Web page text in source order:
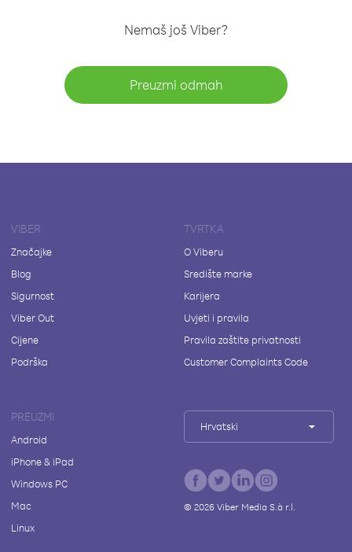
Nemaš još Viber?
Preuzmi odmah
VIBER
Značajke
Blog
Sigurnost
Viber Out
Cijene
Podrška
TVRTKA
O Viberu
Središte marke
Karijera
Uvjeti i pravila
Pravila zaštite privatnosti
Customer Complaints Code
PREUZMI
Android
iPhone & iPad
Windows PC
Mac
Linux
Hrvatski
© 2026Viber Media S.à r.l.